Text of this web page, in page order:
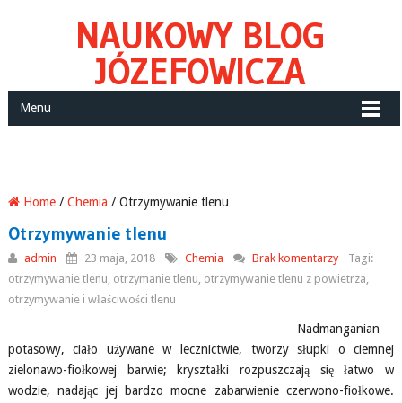
NAUKOWY BLOG
JÓZEFOWICZA
Menu
Home/ Chemia / Otrzymywanie tlenu
Otrzymywanie tlenu
admin 23 maja, 2018 Chemia Brak komentarzy
Tagi:
otrzymywanie tlenu, otrzymanie tlenu, otrzymywanie tlenu z powietrza,
otrzymywanie i właściwości tlenu
Nadmanganian
potasowy, ciało używane w lecznictwie, tworzy słupki o ciemnej
zielonawo-fiołkowej barwie; kryształki rozpuszczają się łatwo w
wodzie, nadając jej bardzo mocne zabarwienie czerwono-fiołkowe.